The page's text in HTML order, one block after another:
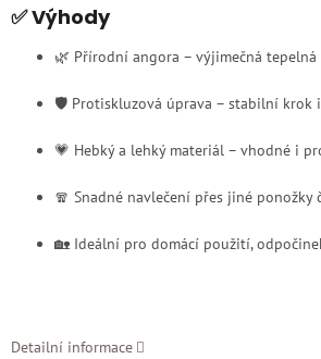
✅ Výhody
🌿 Přírodní angora – výjimečná
🛡️ Protiskluzová úprava – stabilní krok
💗 Hebký a lehký materiál – vhodné i
🧣 Snadné navlečení přes jiné ponožky
🏡 Ideální pro domácí použití,
Detailní informace